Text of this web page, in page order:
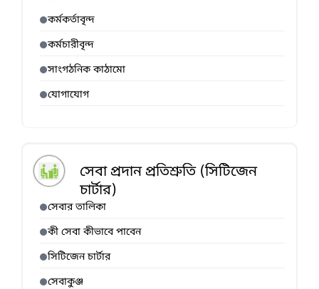
কর্মকর্তাবৃন্দ
কর্মচারীবৃন্দ
সাংগঠনিক কাঠামো
যোগাযোগ
সেবা প্রদান প্রতিশ্রুতি (সিটিজেন
চার্টার)
সেবার তালিকা
কী সেবা কীভাবে পাবেন
সিটিজেন চার্টার
সেবাকুঞ্জ